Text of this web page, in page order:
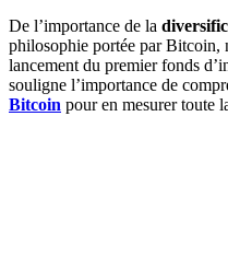
De l’importance de la
philosophie portée par Bitcoin,
lancement du premier fonds
souligne l’importance de
Bitcoin pour en mesurer toute